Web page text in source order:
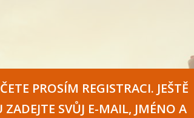
PROSÍM REGISTRACI. JEŠTĚ
ZADEJTE SVŮJ E-MAIL, JMÉNO A